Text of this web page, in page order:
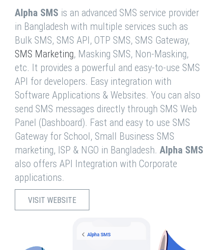
Alpha SMS is an advanced SMS service provider
in Bangladesh with multiple services such as
Bulk SMS, SMS API, OTP SMS, SMS Gateway,
SMS Marketing, Masking SMS, Non-Masking,
etc. It provides a powerful and easy-to-use SMS
API for developers. Easy integration with
Software Applications & Websites. You can also
send SMS messages directly through SMS Web
Panel (Dashboard). Fast and easy to use SMS
Gateway for School, Small Business SMS
marketing, ISP & NGO in Bangladesh. Alpha SMS
also offers API Integration with Corporate
applications.
VISIT WEBSITE